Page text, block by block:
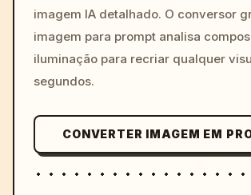
imagem IA detalhado. O conversor
imagem para prompt analisa
iluminação para recriar qualquer
segundos.
CONVERTER IMAGEM EM